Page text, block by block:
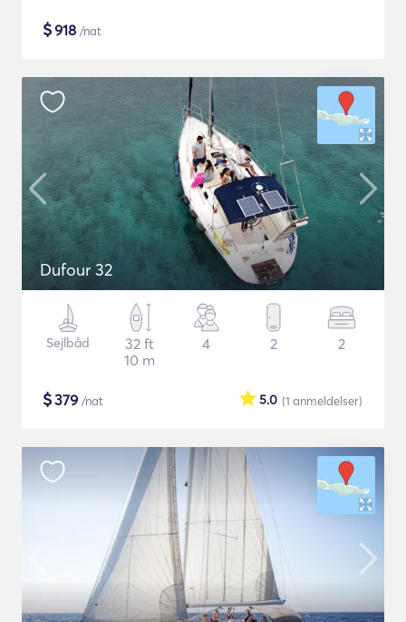
$918 /nat
Dufour 32
Sejlbåd
32 ft
10 m
4 2 2
$379 /nat (1 anmeldelser)
5.0